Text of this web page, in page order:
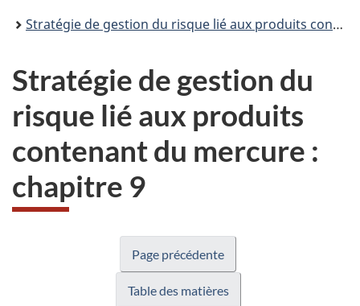
Stratégie de gestion du risque lié aux produits contenant du mercure
Stratégie de gestion du
risque lié aux produits
contenant du mercure :
chapitre 9
Page précédente
Table des matières